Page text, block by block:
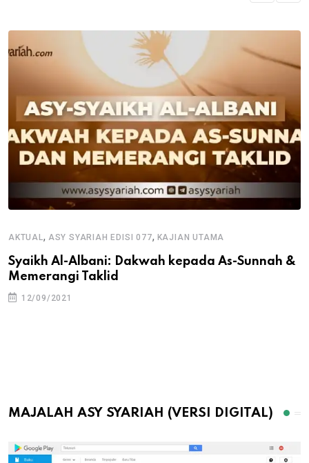
AKTUAL, ASY SYARIAH EDISI 077, KAJIAN UTAMA
Syaikh Al-Albani: Dakwah kepada As-Sunnah &
Memerangi Taklid
12/09/2021
MAJALAH ASY SYARIAH (VERSI DIGITAL)